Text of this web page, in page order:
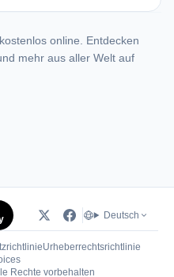
online. Entdecken
mehr aus aller Welt auf
Deutsch
Urheberrechtsrichtlinie
(öffnet in neuem Tab)
Rechte vorbehalten